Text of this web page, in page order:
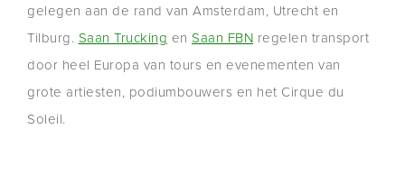
gelegen aan de rand van Amsterdam, Utrecht en
Tilburg. Saan Trucking en Saan FBN regelen transport
door heel Europa van tours en evenementen van
grote artiesten, podiumbouwers en het Cirque du
Soleil.